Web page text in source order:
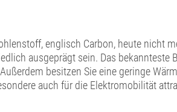
englisch Carbon, heute nicht
ausgeprägt sein. Das bekannteste
besitzen Sie eine geringe
auch für die Elektromobilität